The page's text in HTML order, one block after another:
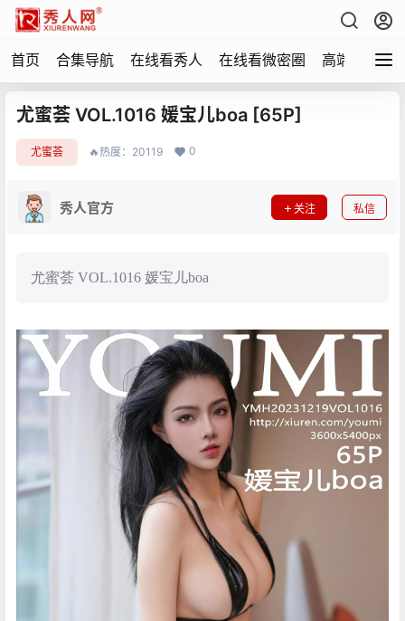
首页 合集导航 在线看秀人 在线看微密圈 高端写真
尤蜜荟 VOL.1016 媛宝儿boa [65P]
尤蜜荟 🔥热度：20119 0
秀人官方 关注 私信
尤蜜荟 VOL.1016 媛宝儿boa